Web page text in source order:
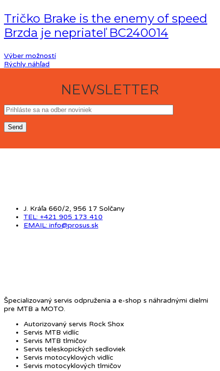
30.75€.22.14€.
Tričko Brake is the enemy of speed
Brzda je nepriateľ BC240014
Výber možností
Rýchly náhľad
NEWSLETTER
J. Kráľa 660/2, 956 17 Solčany
TEL: +421 905 173 410
EMAIL: info@prosus.sk
Špecializovaný servis odpruženia a e-shop s náhradnými dielmi
pre MTB a MOTO.
Autorizovaný servis Rock Shox
Servis MTB vidlíc
Servis MTB tlmičov
Servis teleskopických sedloviek
Servis motocyklových vidlíc
Servis motocyklových tlmičov